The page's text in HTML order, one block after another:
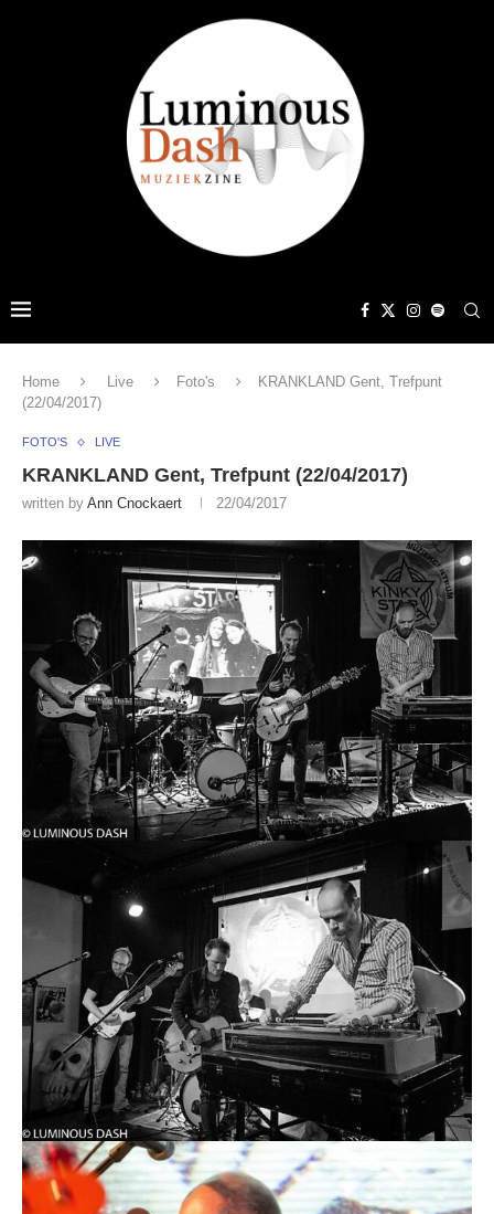
Home Live Foto's
KRANKLAND Gent, Trefpunt
(22/04/2017)
FOTO'S LIVE
KRANKLAND Gent, Trefpunt (22/04/2017)
written by Ann Cnockaert 22/04/2017